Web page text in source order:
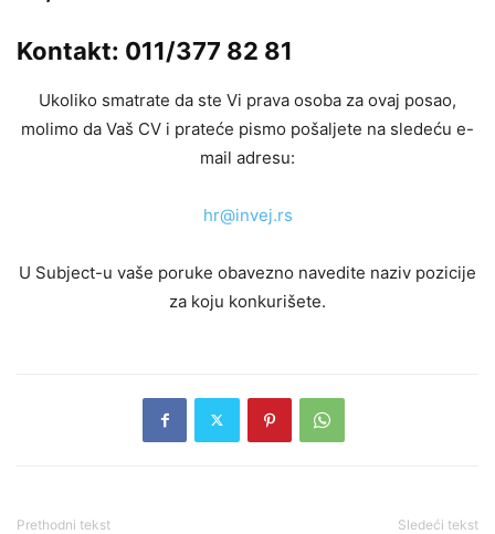
Kontakt: 011/377 82 81
Ukoliko smatrate da ste Vi prava osoba za ovaj posao,
molimo da Vaš CV i prateće pismo pošaljete na sledeću e-
mail adresu:
hr@invej.rs
U Subject-u vaše poruke obavezno navedite naziv pozicije
za koju konkurišete.
Prethodni tekst Sledeći tekst